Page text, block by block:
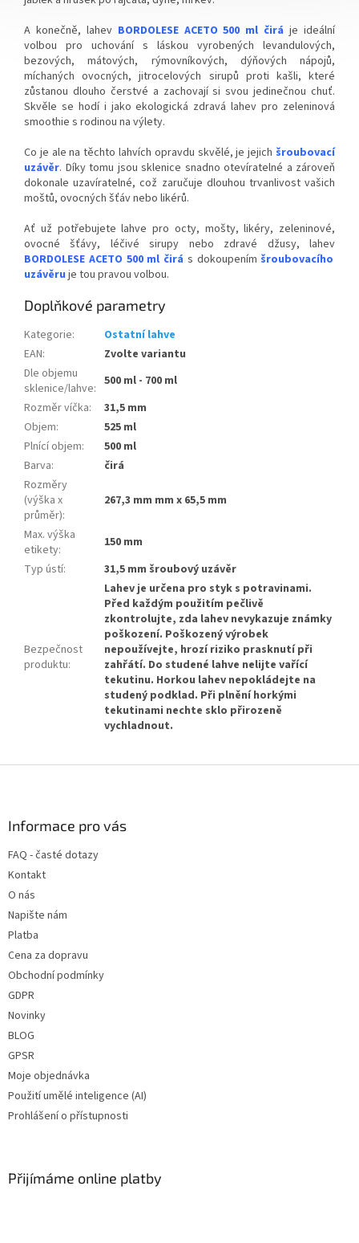
A konečně, lahev BORDOLESE ACETO 500 ml čirá je ideální
volbou pro uchování s láskou vyrobených levandulových,
bezových, mátových, rýmovníkových, dýňových nápojů,
míchaných ovocných, jitrocelových sirupů proti kašli, které
zůstanou dlouho čerstvé a zachovají si svou jedinečnou chuť.
Skvěle se hodí i jako ekologická zdravá lahev pro zeleninová
smoothie s rodinou na výlety.
Co je ale na těchto lahvích opravdu skvělé, je jejich šroubovací
uzávěr. Díky tomu jsou sklenice snadno otevíratelné a zároveň
dokonale uzavíratelné, což zaručuje dlouhou trvanlivost vašich
moštů, ovocných šťáv nebo likérů.
Ať už potřebujete lahve pro octy, mošty, likéry, zeleninové,
ovocné šťávy, léčivé sirupy nebo zdravé džusy, lahev
BORDOLESE ACETO 500 ml čirá s dokoupenímšroubovacího
uzávěru je tou pravou volbou.
Doplňkové parametry
Kategorie:
Ostatní lahve
EAN:
Zvolte variantu
Dle objemu
sklenice/lahve: 500 ml - 700 ml
Rozměr víčka:
31,5 mm
Objem:
525 ml
Plnící objem:
500 ml
Barva:
čirá
Rozměry
(výška x
průměr):
267,3 mm mm x 65,5 mm
Max. výška
etikety:
150 mm
Typ ústí: 31,5 mm šroubový uzávěr
Bezpečnost
produktu:
Lahev je určena pro styk s potravinami.
Před každým použitím pečlivě
zkontrolujte, zda lahev nevykazuje známky
poškození. Poškozený výrobek
nepoužívejte, hrozí riziko prasknutí při
zahřátí. Do studené lahve nelijte vařící
tekutinu. Horkou lahev nepokládejte na
studený podklad. Při plnění horkými
tekutinami nechte sklo přirozeně
vychladnout.
Informace pro vás
FAQ - časté dotazy
Kontakt
O nás
Napište nám
Platba
Cena za dopravu
Obchodní podmínky
GDPR
Novinky
BLOG
GPSR
Moje objednávka
Použití umělé inteligence (AI)
Prohlášení o přístupnosti
Přijímáme online platby